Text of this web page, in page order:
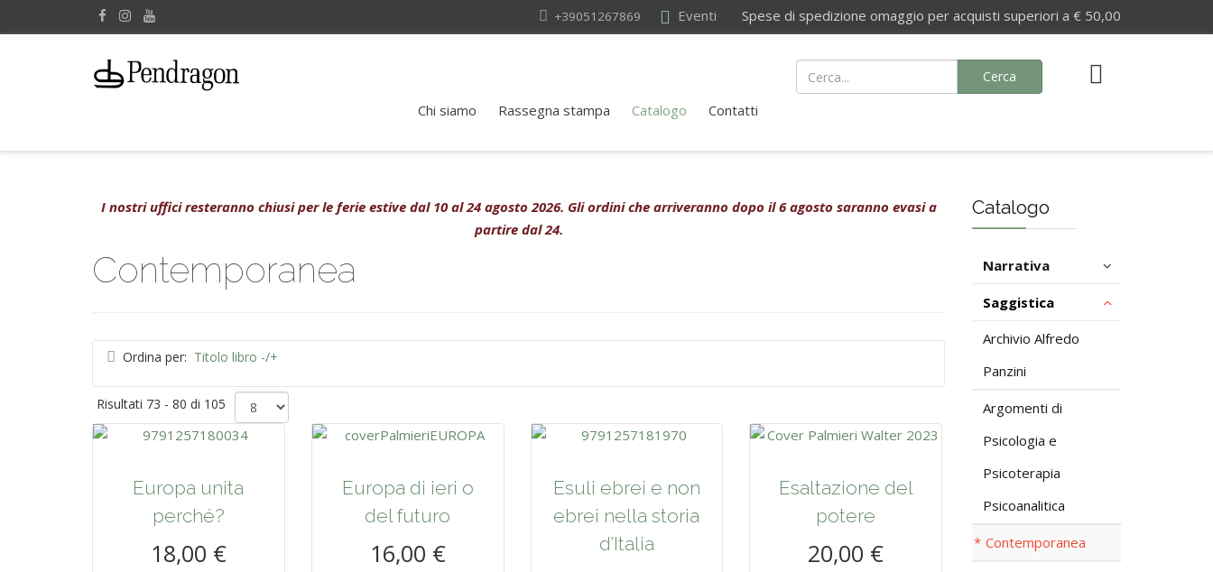
Eventi Spese di spedizione omaggio per acquisti superiori a € 50,00
+39051267869
Chi siamo Rassegna stampa Catalogo Contatti
Cerca
I nostri uffici resteranno chiusi per le ferie estive dal 10 al 24 agosto 2026. Gli ordini che arriveranno dopo il 6 agosto saranno evasi a
partire dal 24.
Contemporanea
Ordina per: Titolo libro -/+
Risultati 73 - 80 di 105
Europa unita
perché?
18,00 €
Europa di ieri o
del futuro
16,00 €
Esuli ebrei e non
ebrei nella storia
d’Italia
Esaltazione del
potere
20,00 €
Catalogo
Narrativa
Saggistica
Archivio Alfredo
Panzini
Argomenti di
Psicologia e
Psicoterapia
Psicoanalitica
Contemporanea